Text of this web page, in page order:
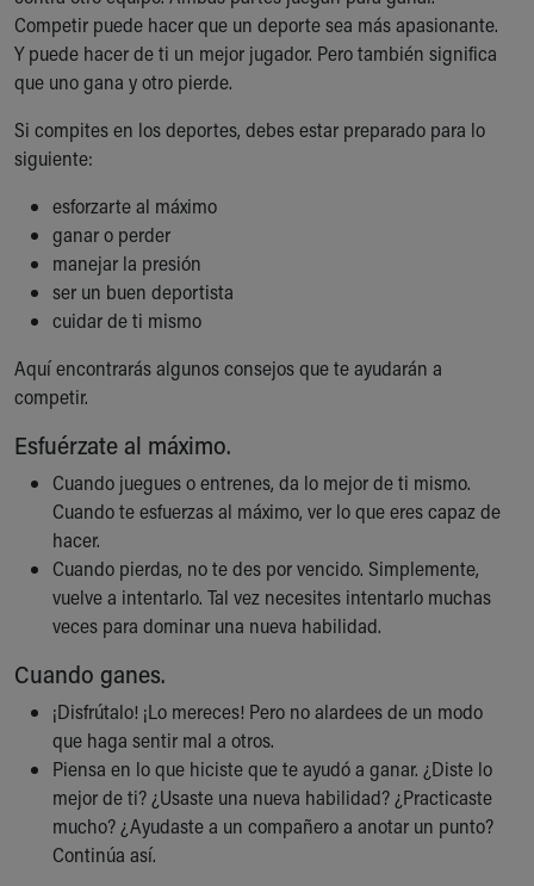
Ronald McDonald House Care Mobile
Health Centers
Symptom Checker
Financial Services
Price Estimates
Family Supports
New Parents
Find a Pediatrics Location
Find a Pediatrician
MyChart
Make an Appointment
Breastfeeding Medicine
Child Passenger Safety
Safe Sleep
About Akron Children's Pediatrics
Who We Are
Building a Brighter Future
Our Mission, Vision, Promise
Calendar of Events
Community Mission
Connect With Us
Our Culture of Caring
Newsroom
Our Leadership
Quality and Patient Safety
Unity and Engagement
Women's Board
Our History
Competir puede hacer que un deporte sea más apasionante.
Y puede hacer de ti un mejor jugador. Pero también significa
que uno gana y otro pierde.
Si compites en los deportes, debes estar preparado para lo
siguiente:
esforzarte al máximo
ganar o perder
manejar la presión
ser un buen deportista
cuidar de ti mismo
Aquí encontrarás algunos consejos que te ayudarán a
competir.
Esfuérzate al máximo.
Cuando juegues o entrenes, da lo mejor de ti mismo.
Cuando te esfuerzas al máximo, ver lo que eres capaz de
hacer.
Cuando pierdas, no te des por vencido. Simplemente,
vuelve a intentarlo. Tal vez necesites intentarlo muchas
veces para dominar una nueva habilidad.
Cuando ganes.
¡Disfrútalo! ¡Lo mereces! Pero no alardees de un modo
que haga sentir mal a otros.
Piensa en lo que hiciste que te ayudó a ganar. ¿Diste lo
mejor de ti? ¿Usaste una nueva habilidad? ¿Practicaste
mucho? ¿Ayudaste a un compañero a anotar un punto?
Continúa así.